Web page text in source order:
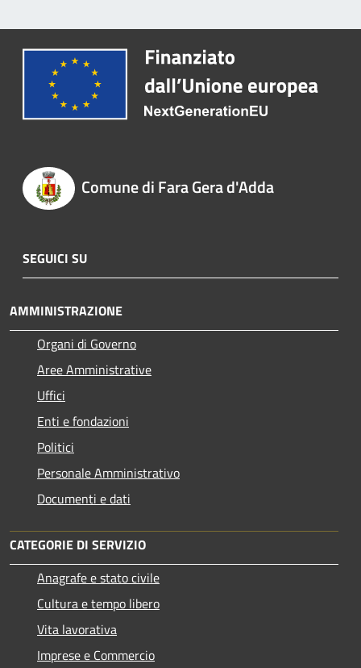
Comune di Fara Gera d'Adda
SEGUICI SU
AMMINISTRAZIONE
Organi di Governo
Aree Amministrative
Uffici
Enti e fondazioni
Politici
Personale Amministrativo
Documenti e dati
CATEGORIE DI SERVIZIO
Anagrafe e stato civile
Cultura e tempo libero
Vita lavorativa
Imprese e Commercio